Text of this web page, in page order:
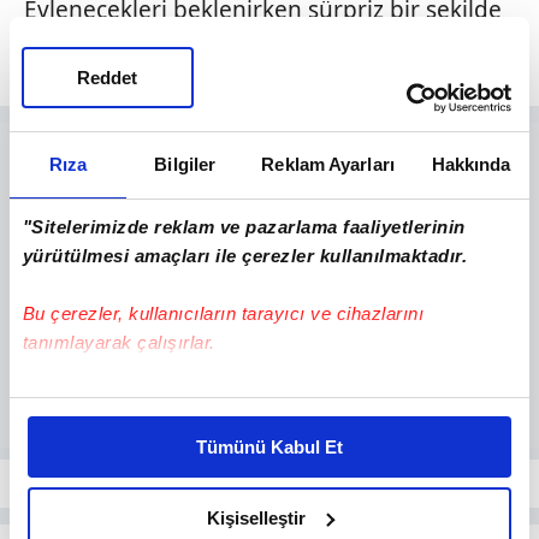
Rıza Bilgiler Reklam Ayarları Hakkında
"Sitelerimizde reklam ve pazarlama faaliyetlerinin
yürütülmesi amaçları ile çerezler kullanılmaktadır.
Bu çerezler, kullanıcıların tarayıcı ve cihazlarını
tanımlayarak çalışırlar.
Bu çerezlere izin vermeniz halinde sizlere özel
daha iyi reklam deneyimi yaşatabiliriz. Bunu yaparken
amacımızın size daha iyi bir reklam deneyimi sunmak
olduğunu ve sizlere en iyi içerikleri sunabilmek adına
Tümünü Kabul Et
Kişiselleştir
Reddet
Evlenecekleri beklenirken sürpriz bir şekilde
ayrılan çiftten mutlu haber gelmişti.